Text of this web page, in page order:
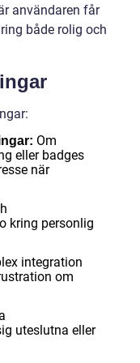
användaren får
både rolig och
Om
eller badges
när
kring personlig
integration
om
uteslutna eller